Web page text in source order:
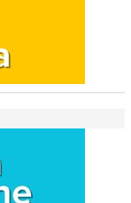
specificità"